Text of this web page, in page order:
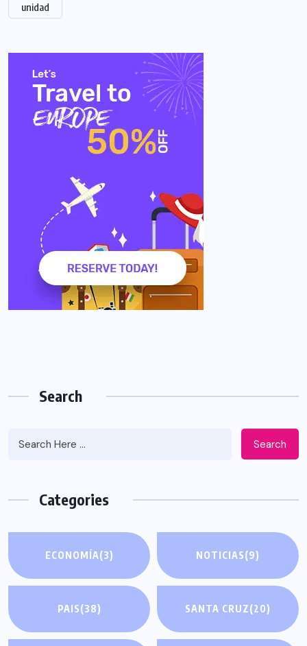
unidad
Search
Search
Categories
ECONOMÍA(3) NOTICIAS(9)
PAIS(38) SANTA CRUZ(20)